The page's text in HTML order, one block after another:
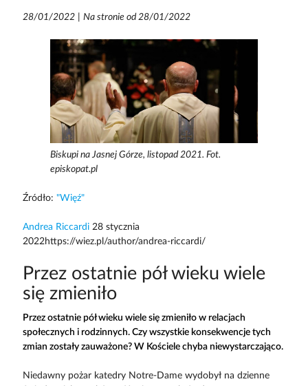
28/01/2022| Na stronie od 28/01/2022
Biskupi na Jasnej Górze, listopad 2021. Fot.
episkopat.pl
Źródło: "Więź"
Andrea Riccardi28 stycznia
2022https://wiez.pl/author/andrea-riccardi/
Przez ostatnie pół wieku wiele
się zmieniło
Przez ostatnie pół wieku wiele się zmieniło w relacjach
społecznych i rodzinnych. Czy wszystkie konsekwencje tych
zmian zostały zauważone? W Kościele chyba niewystarczająco.
Niedawny pożar katedry Notre-Dame wydobył na dzienne